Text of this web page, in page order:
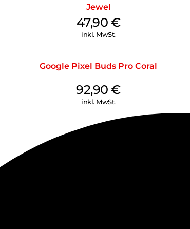
Jewel
47,90 €
inkl. MwSt.
Google Pixel Buds Pro Coral
92,90€
inkl. MwSt.